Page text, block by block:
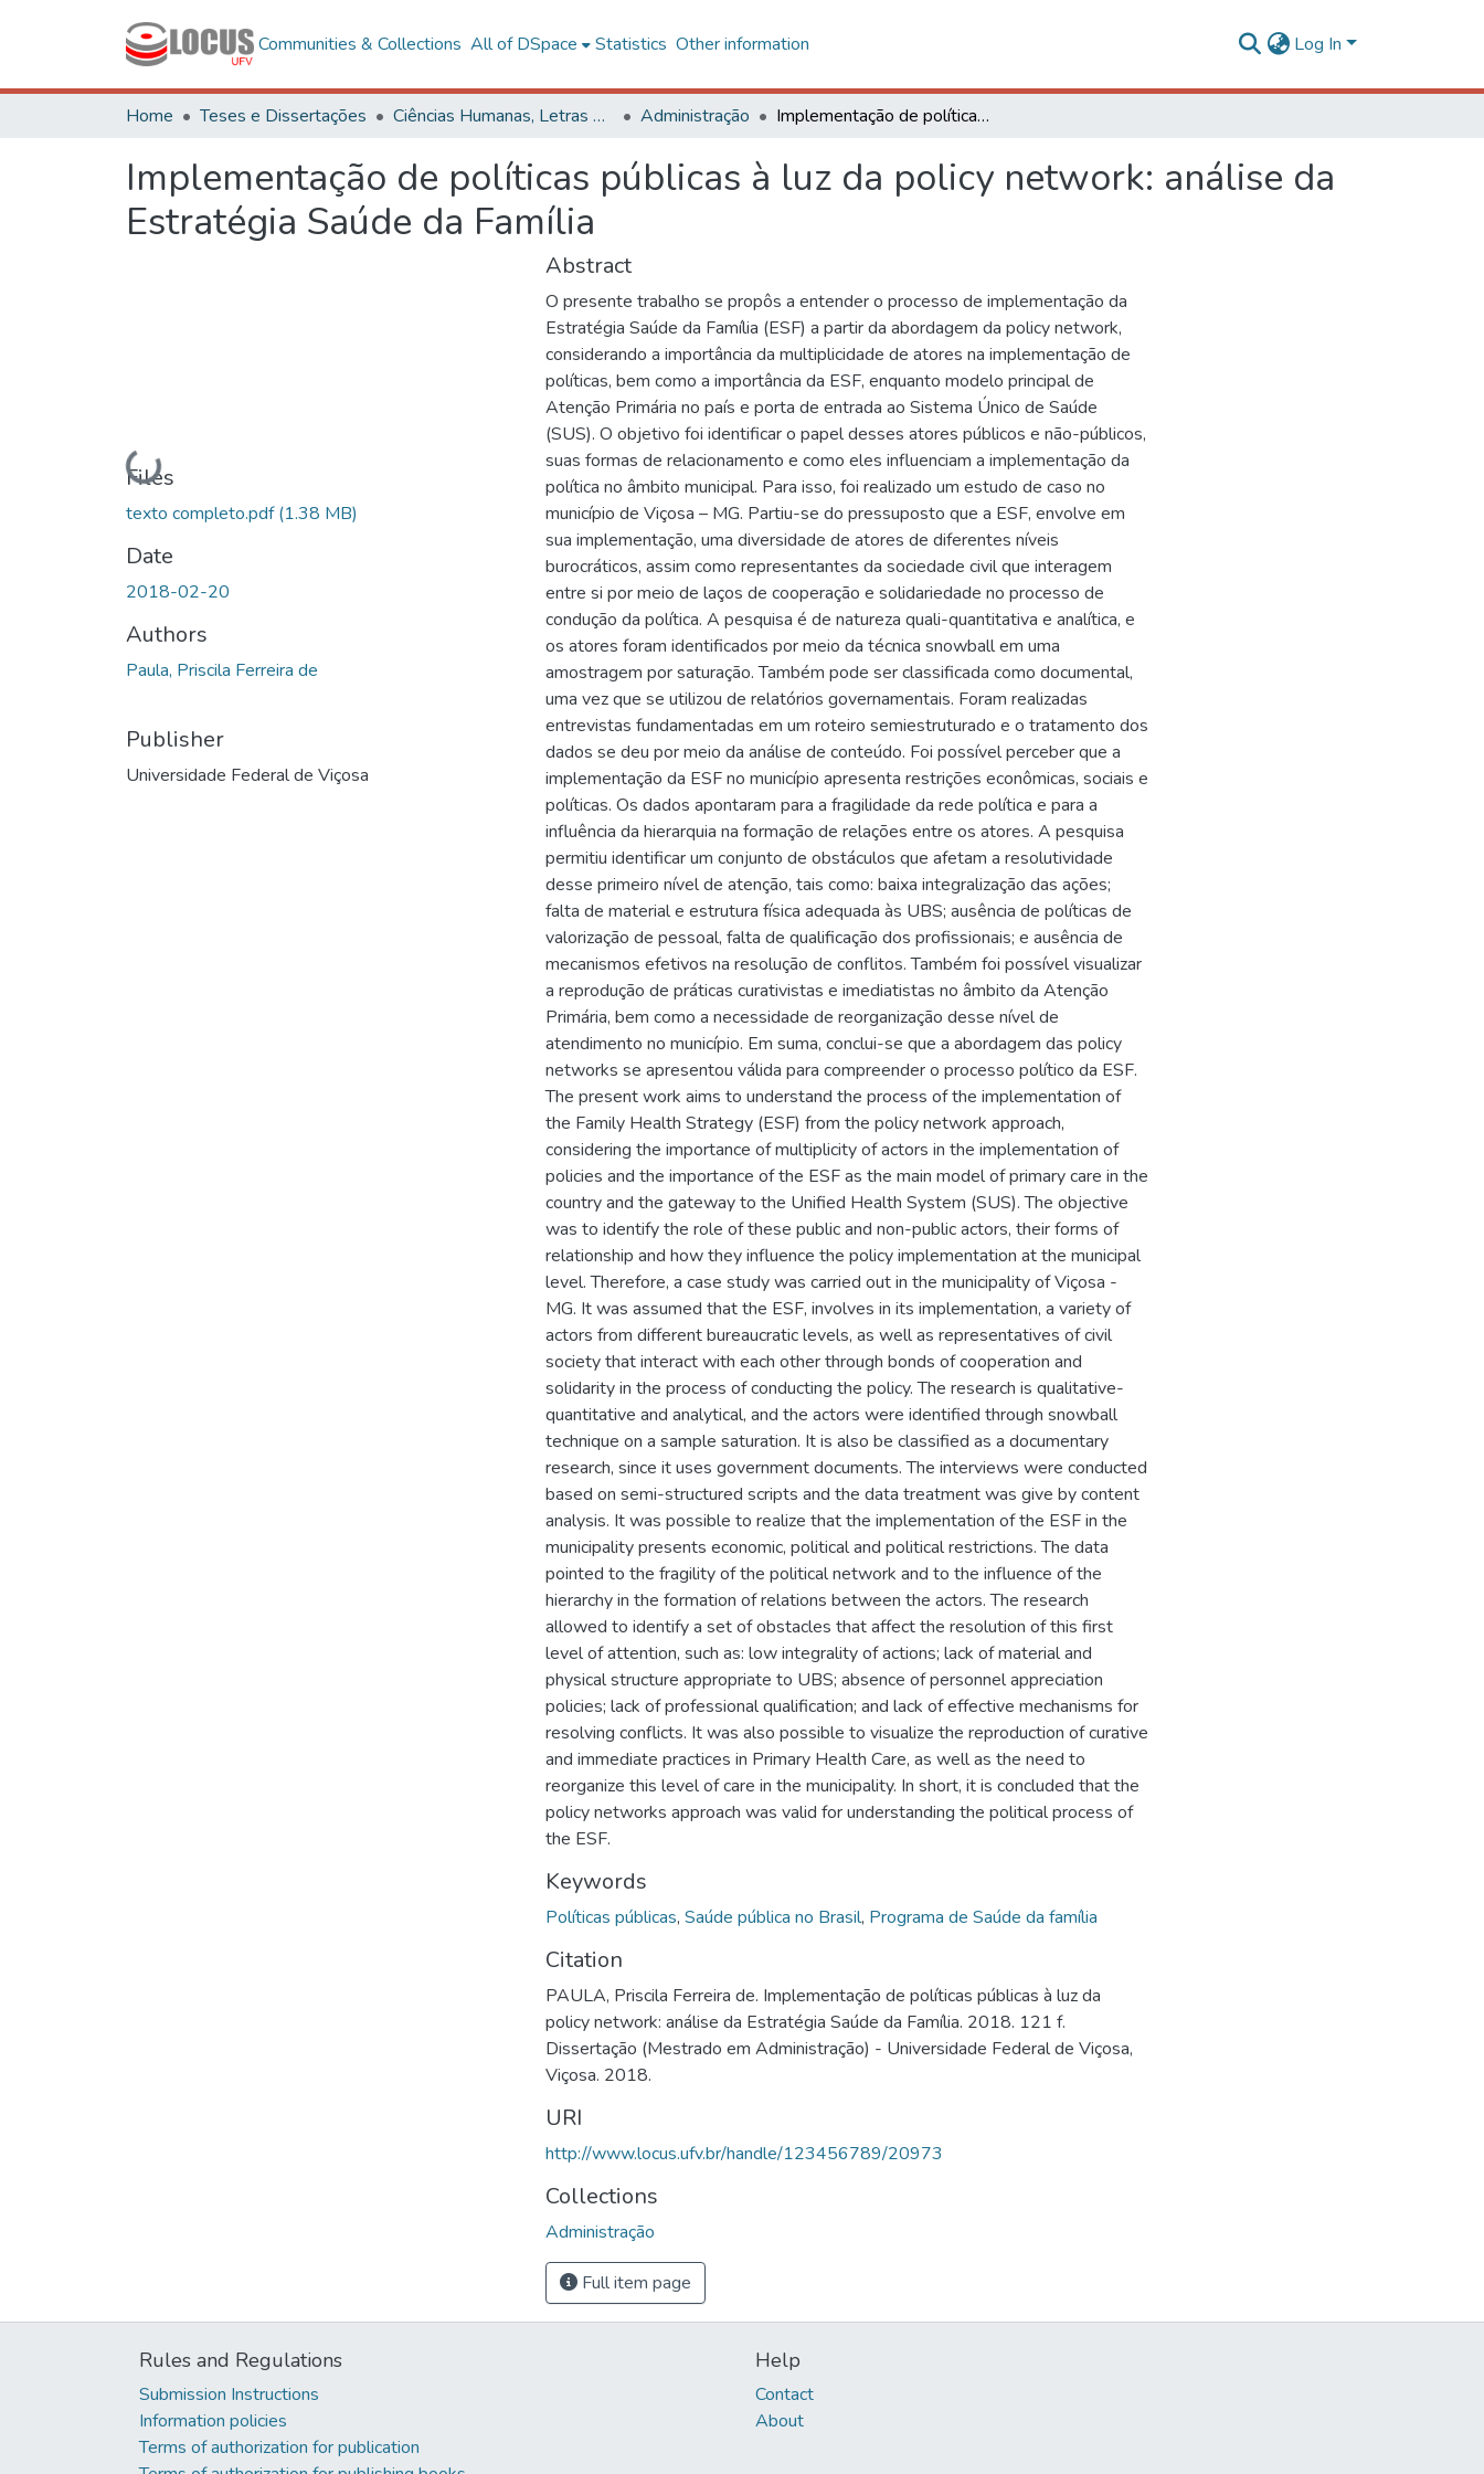
Communities & Collections All of DSpace Statistics Other information Log In
Home Teses e Dissertações Ciências Humanas, Letras e Artes Administração Implementação de políticas públicas à luz da policy network: análise da Estratégia Saúde da Família
Implementação de políticas públicas à luz da policy network: análise da
Estratégia Saúde da Família
Loading...
Files
texto completo.pdf(1.38 MB)
Date
2018-02-20
Authors
Paula, Priscila Ferreira de
Publisher
Universidade Federal de Viçosa
Abstract
O presente trabalho se propôs a entender o processo de implementação da
Estratégia Saúde da Família (ESF) a partir da abordagem da policy network,
considerando a importância da multiplicidade de atores na implementação de
políticas, bem como a importância da ESF, enquanto modelo principal de
Atenção Primária no país e porta de entrada ao Sistema Único de Saúde
(SUS). O objetivo foi identificar o papel desses atores públicos e não-públicos,
suas formas de relacionamento e como eles influenciam a implementação da
política no âmbito municipal. Para isso, foi realizado um estudo de caso no
município de Viçosa – MG. Partiu-se do pressuposto que a ESF, envolve em
sua implementação, uma diversidade de atores de diferentes níveis
burocráticos, assim como representantes da sociedade civil que interagem
entre si por meio de laços de cooperação e solidariedade no processo de
condução da política. A pesquisa é de natureza quali-quantitativa e analítica, e
os atores foram identificados por meio da técnica snowball em uma
amostragem por saturação. Também pode ser classificada como documental,
uma vez que se utilizou de relatórios governamentais. Foram realizadas
entrevistas fundamentadas em um roteiro semiestruturado e o tratamento dos
dados se deu por meio da análise de conteúdo. Foi possível perceber que a
implementação da ESF no município apresenta restrições econômicas, sociais e
políticas. Os dados apontaram para a fragilidade da rede política e para a
influência da hierarquia na formação de relações entre os atores. A pesquisa
permitiu identificar um conjunto de obstáculos que afetam a resolutividade
desse primeiro nível de atenção, tais como: baixa integralização das ações;
falta de material e estrutura física adequada às UBS; ausência de políticas de
valorização de pessoal, falta de qualificação dos profissionais; e ausência de
mecanismos efetivos na resolução de conflitos. Também foi possível visualizar
a reprodução de práticas curativistas e imediatistas no âmbito da Atenção
Primária, bem como a necessidade de reorganização desse nível de
atendimento no município. Em suma, conclui-se que a abordagem das policy
networks se apresentou válida para compreender o processo político da ESF.
The present work aims to understand the process of the implementation of
the Family Health Strategy (ESF) from the policy network approach,
considering the importance of multiplicity of actors in the implementation of
policies and the importance of the ESF as the main model of primary care in the
country and the gateway to the Unified Health System (SUS). The objective
was to identify the role of these public and non-public actors, their forms of
relationship and how they influence the policy implementation at the municipal
level. Therefore, a case study was carried out in the municipality of Viçosa -
MG. It was assumed that the ESF, involves in its implementation, a variety of
actors from different bureaucratic levels, as well as representatives of civil
society that interact with each other through bonds of cooperation and
solidarity in the process of conducting the policy. The research is qualitative-
quantitative and analytical, and the actors were identified through snowball
technique on a sample saturation. It is also be classified as a documentary
research, since it uses government documents. The interviews were conducted
based on semi-structured scripts and the data treatment was give by content
analysis. It was possible to realize that the implementation of the ESF in the
municipality presents economic, political and political restrictions. The data
pointed to the fragility of the political network and to the influence of the
hierarchy in the formation of relations between the actors. The research
allowed to identify a set of obstacles that affect the resolution of this first
level of attention, such as: low integrality of actions; lack of material and
physical structure appropriate to UBS; absence of personnel appreciation
policies; lack of professional qualification; and lack of effective mechanisms for
resolving conflicts. It was also possible to visualize the reproduction of curative
and immediate practices in Primary Health Care, as well as the need to
reorganize this level of care in the municipality. In short, it is concluded that the
policy networks approach was valid for understanding the political process of
the ESF.
Keywords
Políticas públicas, Saúde pública no Brasil, Programa de Saúde da família
Citation
PAULA, Priscila Ferreira de. Implementação de políticas públicas à luz da
policy network: análise da Estratégia Saúde da Família. 2018. 121 f.
Dissertação (Mestrado em Administração) - Universidade Federal de Viçosa,
Viçosa. 2018.
URI
http://www.locus.ufv.br/handle/123456789/20973
Collections
Administração
Full item page
Rules and Regulations
Submission Instructions
Information policies
Terms of authorization for publication
Help
Contact
About